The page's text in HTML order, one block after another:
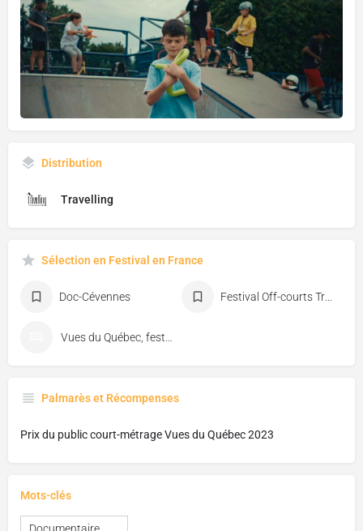
Distribution
Travelling
Sélection en Festival en France
Doc-Cévennes
Palmarès et Récompenses
Prix du public court-métrage Vues du Québec 2023
Mots-clés